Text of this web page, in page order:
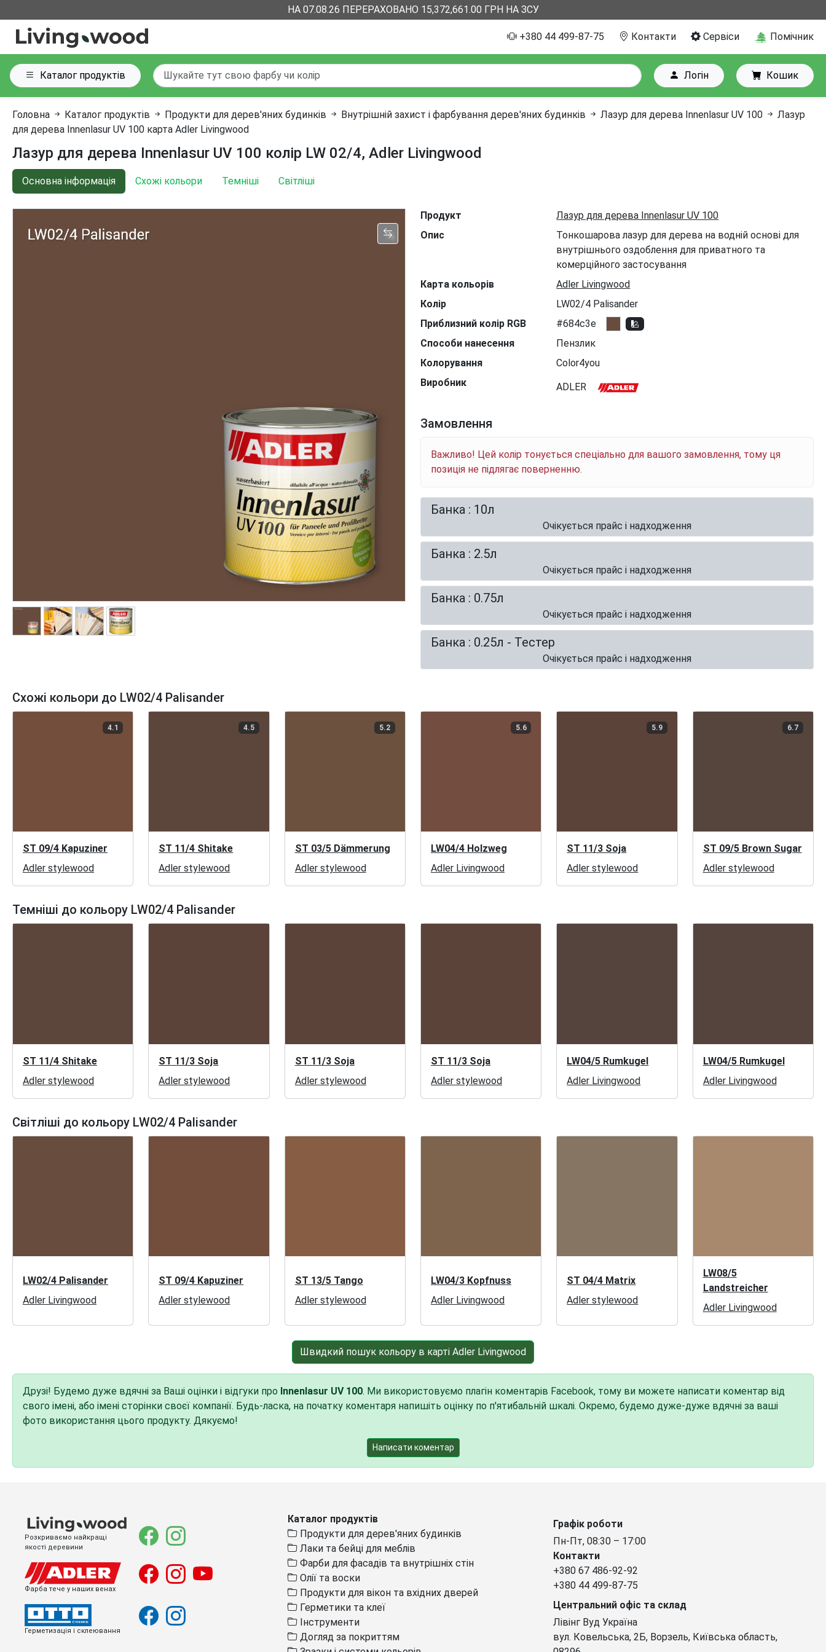
НА 07.08.26 ПЕРЕРАХОВАНО 15,372,661.00 ГРН НА ЗСУ
+380 44 499-87-75 Контакти Сервіси Помічник
Каталог продуктів Логін Кошик
Головна Каталог продуктів Продукти для дерев'яних будинків Внутрішній захист і фарбування дерев'яних будинків Лазур для дерева Innenlasur UV 100
Лазур
для дерева Innenlasur UV 100 карта Adler Livingwood
Лазур для дерева Innenlasur UV 100 колір LW 02/4, Adler Livingwood
Основна інформація Схожі кольори Темніші Світліші
Продукт
Лазур для дерева Innenlasur UV 100
Опис
Тонкошарова лазур для дерева на водній основі для
внутрішнього оздоблення для приватного та
комерційного застосування
Карта кольорів
Adler Livingwood
Колір
LW02/4 Palisander
Приблизний колір RGB
#684c3e
Способи нанесення
Пензлик
Колорування
Color4you
Виробник
ADLER
Замовлення
Важливо! Цей колір тонується спеціально для вашого замовлення, тому ця
позиція не підлягає поверненню.
Банка : 10л
Очікується прайс і надходження
Банка : 2.5л
Очікується прайс і надходження
Банка : 0.75л
Очікується прайс і надходження
Банка : 0.25л - Тестер
Очікується прайс і надходження
Схожі кольори до LW02/4 Palisander
4.1
ST 09/4 Kapuziner
Adler stylewood
4.5
ST 11/4 Shitake
Adler stylewood
5.2
ST 03/5 Dämmerung
Adler stylewood
5.6
LW04/4 Holzweg
Adler Livingwood
5.9
ST 11/3 Soja
Adler stylewood
6.7
ST 09/5 Brown Sugar
Adler stylewood
Темніші до кольору LW02/4 Palisander
ST 11/4 Shitake
Adler stylewood
ST 11/3 Soja
Adler stylewood
ST 11/3 Soja
Adler stylewood
ST 11/3 Soja
Adler stylewood
LW04/5 Rumkugel
Adler Livingwood
LW04/5 Rumkugel
Adler Livingwood
Світліші до кольору LW02/4 Palisander
LW02/4 Palisander
Adler Livingwood
ST 09/4 Kapuziner
Adler stylewood
ST 13/5 Tango
Adler stylewood
LW04/3 Kopfnuss
Adler Livingwood
ST 04/4 Matrix
Adler stylewood
LW08/5
Landstreicher
Adler Livingwood
Швидкий пошук кольору в карті Adler Livingwood
Друзі! Будемо дуже вдячні за Ваші оцінки і відгуки про Innenlasur UV 100. Ми використовуємо плагін коментарів Facebook, тому ви можете написати коментар від
свого імені, або імені сторінки своєї компанії. Будь-ласка, на початку коментаря напишіть оцінку по п'ятибальній шкалі. Окремо, будемо дуже-дуже вдячні за ваші
фото використання цього продукту. Дякуємо!
Написати коментар
Розкриваємо найкращі
якості деревини
Фарба тече у наших венах
Герметизація і склеювання
Каталог продуктів
Продукти для дерев'яних будинків
Лаки та бейці для меблів
Фарби для фасадів та внутрішніх стін
Олії та воски
Продукти для вікон та вхідних дверей
Герметики та клеї
Інструменти
Догляд за покриттям
Графік роботи
Пн-Пт, 08:30 – 17:00
Контакти
+380 67 486-92-92
+380 44 499-87-75
Центральний офіс та склад
Лівінг Вуд Україна
вул. Ковельська, 2Б, Ворзель, Київська область,